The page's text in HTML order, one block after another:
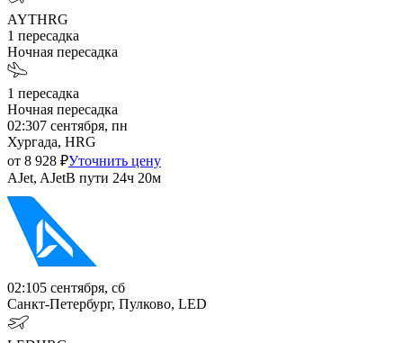
AYTHRG
1 пересадка
Ночная пересадка
1 пересадка
Ночная пересадка
02:307 сентября, пн
Хургада, HRG
от 8 928 ₽Уточнить цену
AJet, AJetВ пути 24ч 20м
02:105 сентября, сб
Санкт-Петербург, Пулково, LED